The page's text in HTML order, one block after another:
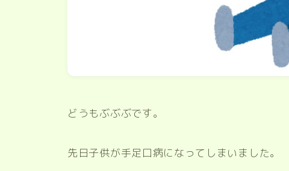
どうもぶぶぶです。
先日子供が手足口病になってしまいました。